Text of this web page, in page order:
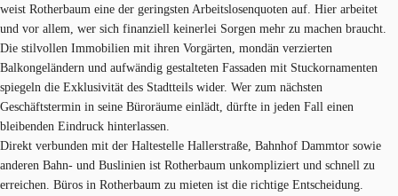
weist Rotherbaum eine der geringsten Arbeitslosenquoten auf. Hier arbeitet
und vor allem, wer sich finanziell keinerlei Sorgen mehr zu machen braucht.
Die stilvollen Immobilien mit ihren Vorgärten, mondän verzierten
Balkongeländern und aufwändig gestalteten Fassaden mit Stuckornamenten
spiegeln die Exklusivität des Stadtteils wider. Wer zum nächsten
Geschäftstermin in seine Büroräume einlädt, dürfte in jeden Fall einen
bleibenden Eindruck hinterlassen.
Direkt verbunden mit der Haltestelle Hallerstraße, Bahnhof Dammtor sowie
anderen Bahn- und Buslinien ist Rotherbaum unkompliziert und schnell zu
erreichen. Büros in Rotherbaum zu mieten ist die richtige Entscheidung.